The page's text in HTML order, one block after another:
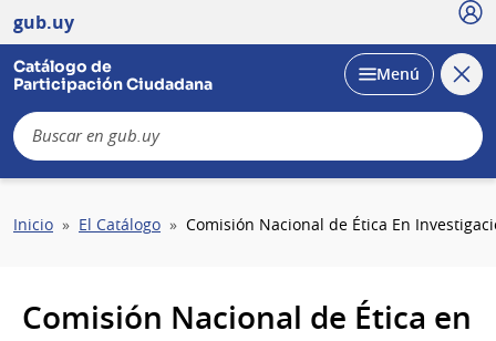
gub.uy
Catálogo de
Participación Ciudadana
Desplegar
Menú
Sobrescribir
Inicio El Catálogo Comisión Nacional de Ética En
Comisión Nacional de Ética en